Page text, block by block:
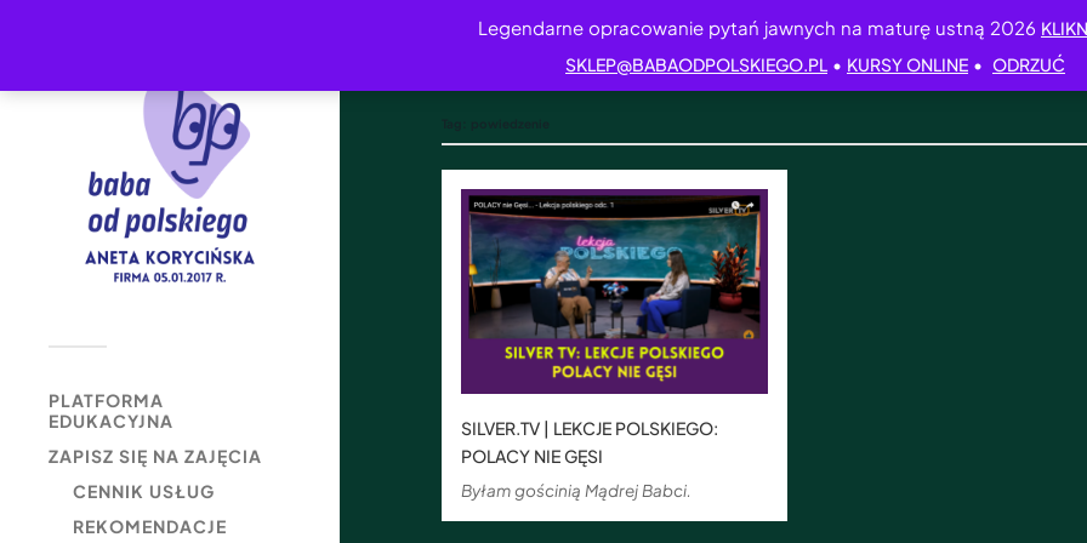
Legendarne opracowanie pytań jawnych na maturę ustną 2026
SKLEP@BABAODPOLSKIEGO.PL • KURSY ONLINE • ODRZUĆ
PLATFORMA
EDUKACYJNA
ZAPISZ SIĘ NA ZAJĘCIA
CENNIK USŁUG
REKOMENDACJE
SILVER.TV | LEKCJE POLSKIEGO:
POLACY NIE GĘSI
Byłam gościnią Mądrej Babci.